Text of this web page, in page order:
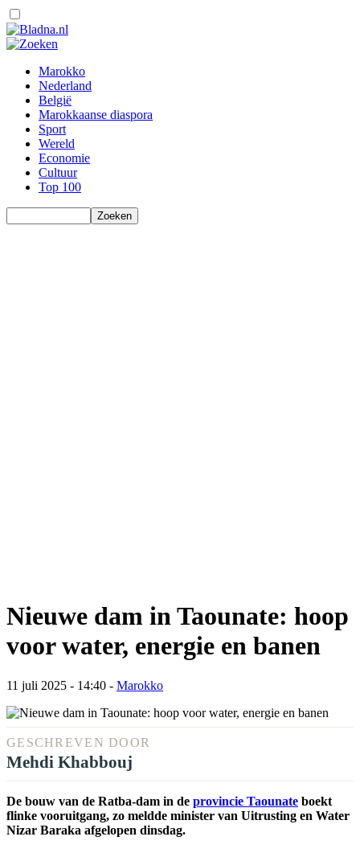
Marokko
Nederland
België
Marokkaanse diaspora
Sport
Wereld
Economie
Cultuur
Top 100
Nieuwe dam in Taounate: hoop
voor water, energie en banen
11 juli 2025 - 14:40 - Marokko
GESCHREVEN DOOR
Mehdi Khabbouj
De bouw van de Ratba-dam in de provincie Taounate boekt
flinke vooruitgang, zo meldde minister van Uitrusting en Water
Nizar Baraka afgelopen dinsdag.